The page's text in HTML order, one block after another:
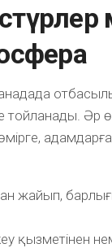
Канадада
Әр
жайып,
қызметінен